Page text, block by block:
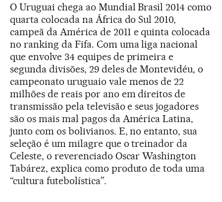
O Uruguai chega ao Mundial Brasil 2014 como
quarta colocada na África do Sul 2010,
campeã da América de 2011 e quinta colocada
no ranking da Fifa. Com uma liga nacional
que envolve 34 equipes de primeira e
segunda divisões, 29 deles de Montevidéu, o
campeonato uruguaio vale menos de 22
milhões de reais por ano em direitos de
transmissão pela televisão e seus jogadores
são os mais mal pagos da América Latina,
junto com os bolivianos. E, no entanto, sua
seleção é um milagre que o treinador da
Celeste, o reverenciado Oscar Washington
Tabárez, explica como produto de toda uma
“cultura futebolística”.